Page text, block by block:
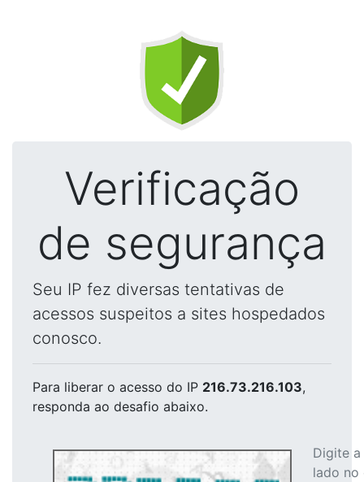
Verificação
de segurança
Seu IP fez diversas tentativas de
acessos suspeitos a sites hospedados
conosco.
Para liberar o acesso do IP 216.73.216.103,
responda ao desafio abaixo.
Digite
lado no